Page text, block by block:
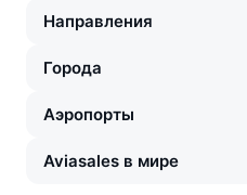
Направления
Города
Аэропорты
Aviasales в мире